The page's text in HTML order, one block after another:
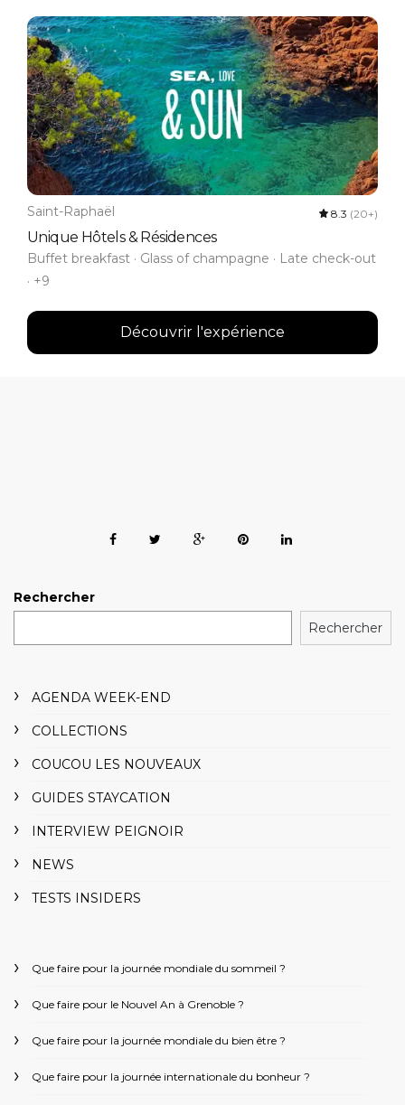
Saint-Raphaël 8.3 (20+)
Unique Hôtels & Résidences
Buffet breakfast · Glass of champagne · Late check-out
· +9
Découvrir l'expérience
Rechercher
Rechercher
AGENDA WEEK-END
COLLECTIONS
COUCOU LES NOUVEAUX
GUIDES STAYCATION
INTERVIEW PEIGNOIR
NEWS
TESTS INSIDERS
Que faire pour la journée mondiale du sommeil ?
Que faire pour le Nouvel An à Grenoble ?
Que faire pour la journée mondiale du bien être ?
Que faire pour la journée internationale du bonheur ?